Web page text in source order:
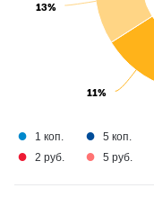
11%
11%
13%
13%
● 1 коп. ● 5 коп.
● 2 руб. ● 5 руб.